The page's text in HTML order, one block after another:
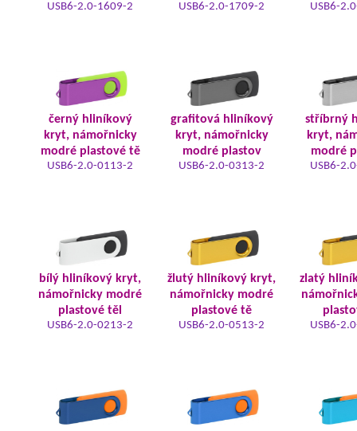
USB6-2.0-1609-2 USB6-2.0-1709-2 USB6-
černý hliníkový
kryt, námořnicky
modré plastové tě
USB6-2.0-0113-2
grafitová hliníkový
kryt, námořnicky
modré plastov
USB6-2.0-0313-2
stříbrný
kryt,
modré
USB6-
bílý hliníkový kryt,
námořnicky modré
plastové těl
USB6-2.0-0213-2
žlutý hliníkový kryt,
námořnicky modré
plastové tě
USB6-2.0-0513-2
zlatý
USB6-